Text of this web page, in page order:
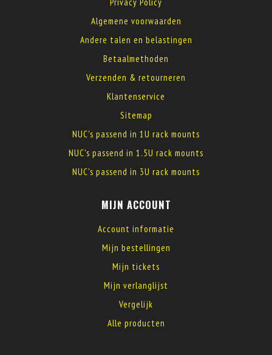
Algemene voorwaarden
Andere talen en belastingen
Betaalmethoden
Verzenden & retourneren
Klantenservice
Sitemap
NUC's passend in 1U rack mounts
NUC's passend in 1.5U rack mounts
NUC's passend in 3U rack mounts
MIJN ACCOUNT
Account informatie
Mijn bestellingen
Mijn tickets
Mijn verlanglijst
Vergelijk
Alle producten